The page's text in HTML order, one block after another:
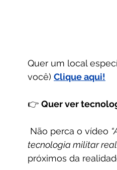
Quer um local
você) Clique aqui!
👉 Quer ver
Não perca o vídeo
tecnologia militar real
próximos da